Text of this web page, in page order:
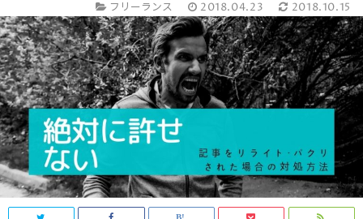
フリーランス 2018.04.23 2018.10.15